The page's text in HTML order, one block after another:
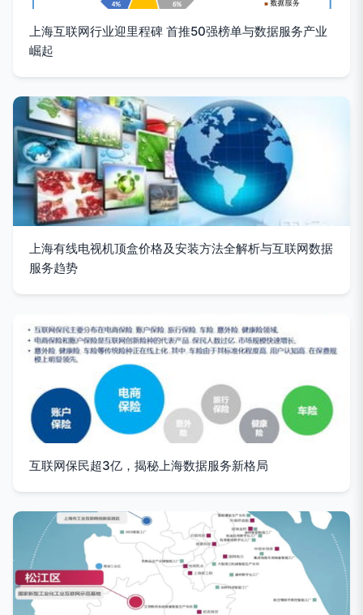
上海互联网行业迎里程碑 首推50强榜单与数据服务产业
崛起
上海有线电视机顶盒价格及安装方法全解析与互联网数据
服务趋势
互联网保民超3亿，揭秘上海数据服务新格局